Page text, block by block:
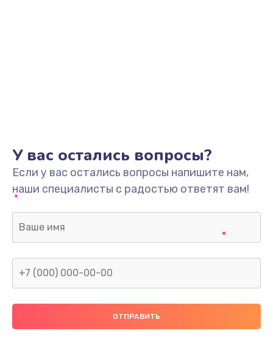
У вас остались вопросы?
Если у вас остались вопросы напишите нам,
наши специалисты с радостью ответят вам!